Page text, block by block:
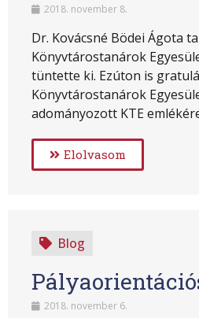
2018. november 8.
Dr. Kovácsné Bödei Ágota
Könyvtárostanárok
tüntette ki. Ezúton is
Könyvtárostanárok
adományozott KTE
Elolvasom
Blog
2018. november 6.